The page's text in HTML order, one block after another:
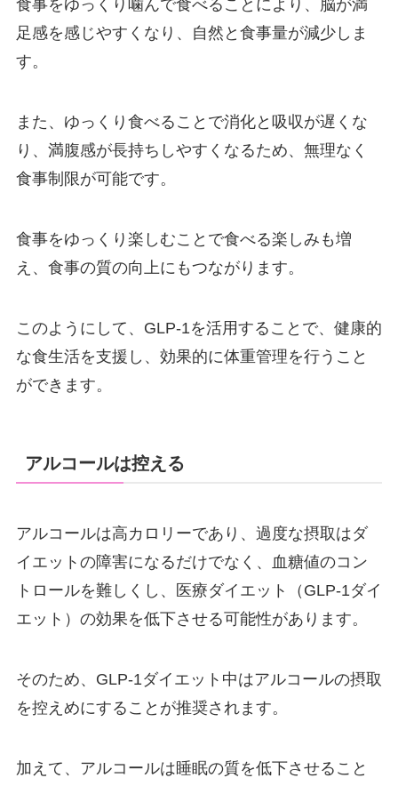
食事をゆっくり噛んで食べることにより、脳が満
足感を感じやすくなり、自然と食事量が減少しま
す。
また、ゆっくり食べることで消化と吸収が遅くな
り、満腹感が長持ちしやすくなるため、無理なく
食事制限が可能です。
食事をゆっくり楽しむことで食べる楽しみも増
え、食事の質の向上にもつながります。
このようにして、GLP-1を活用することで、健康的
な食生活を支援し、効果的に体重管理を行うこと
ができます。
アルコールは控える
アルコールは高カロリーであり、過度な摂取はダ
イエットの障害になるだけでなく、血糖値のコン
トロールを難しくし、医療ダイエット（GLP-1ダイ
エット）の効果を低下させる可能性があります。
そのため、GLP-1ダイエット中はアルコールの摂取
を控えめにすることが推奨されます。
加えて、アルコールは睡眠の質を低下させること